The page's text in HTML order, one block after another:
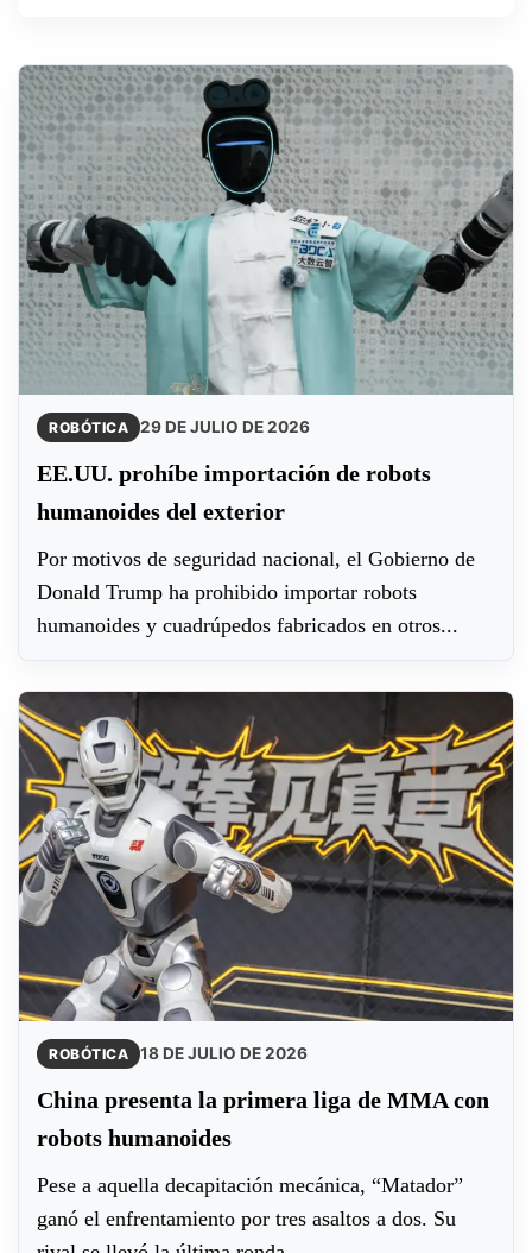
ROBÓTICA 29 DE JULIO DE 2026
EE.UU. prohíbe importación de robots
humanoides del exterior
Por motivos de seguridad nacional, el Gobierno de
Donald Trump ha prohibido importar robots
humanoides y cuadrúpedos fabricados en otros...
ROBÓTICA 18 DE JULIO DE 2026
China presenta la primera liga de MMA con
robots humanoides
Pese a aquella decapitación mecánica, “Matador”
ganó el enfrentamiento por tres asaltos a dos. Su